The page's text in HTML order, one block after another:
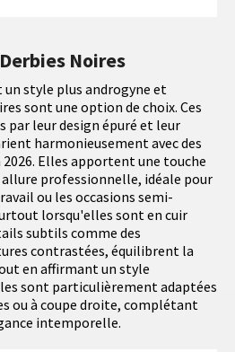
Noires
style plus androgyne et
sont une option de choix. Ces
par leur design épuré et leur
harmonieusement avec des
Elles apportent une touche
professionnelle, idéale pour
ou les occasions semi-
lorsqu'elles sont en cuir
subtils comme des
contrastées, équilibrent la
en affirmant un style
sont particulièrement adaptées
ou à coupe droite, complétant
intemporelle.